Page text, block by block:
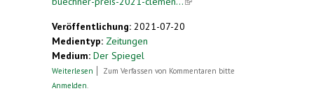
Veröffentlichung: 2021-07-20
Medientyp: Zeitungen
Medium: Der Spiegel
Weiterlesen über Der Georg-Büchner-Preis 2021 geht an
Zum Verfassen von Kommentaren bitte
Anmelden